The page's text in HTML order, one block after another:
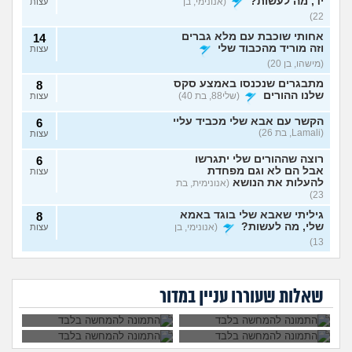
22)
אחותי שוכבת עם מלא גברים
וזה מוריד מהכבוד שלי
(מישהו, בן 20)
14
עצות
מתבגרים שנכנסו באמצע סקס
שלנו ההורים
(שלי88, בת 40)
8
עצות
הקשר עם אבא שלי מכביד עליי
(Lamali, בת 26)
6
עצות
רוצה שההורים שלי יתגרשו
אבל הם לא וגם מפחדת
להעלות את הנושא (אנונימית, בת
23)
6
עצות
גיליתי שאבא שלי בוגד באמא
שלי, מה לעשות?
(אנונימי, בן
13)
8
עצות
אני חושדת שאח שלי עומד
29)
האם מה שאני מרגיש זה הגיוני
ותקין?
(לירון, בן 31)
8
חלום שחוזר על עצמו ילדים
4
שאלות שעוררו עניין במדור
אמא שלי פוגעת בי כי
לעולם. איך
להתמודד?
אמא שלי לוחצת עליי
כל אחת שיש לה
דופק, מה לעשות?
חברה שלי מה
לעשות?
כבר